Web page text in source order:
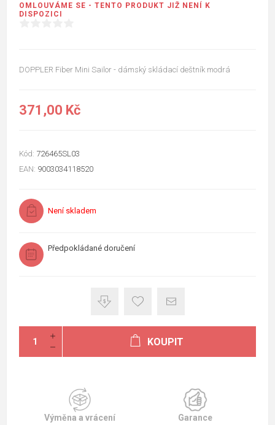
OMLOUVÁME SE - TENTO PRODUKT JIŽ NENÍ K
DISPOZICI
DOPPLER Fiber Mini Sailor - dámský skládací deštník modrá
371,00 Kč
Kód: 726465SL03
EAN: 9003034118520
Není skladem
Předpokládané doručení
KOUPIT
Výměna a vrácení
Garance